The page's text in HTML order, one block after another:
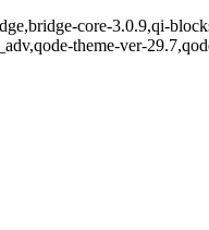
core-3.0.9,qi-
theme-ver-